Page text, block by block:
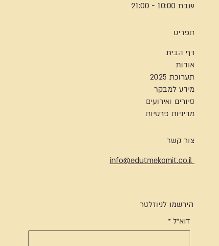
שבת 10:00 - 21:00
תפריט
דף הבית
אודות
תערוכת 2025
מידע למבקר
סיורים ואירועים
מדיניות פרטיות
צור קשר
info@edutmekomit.co.il
הירשמו לניוזלטר
דוא"ל *